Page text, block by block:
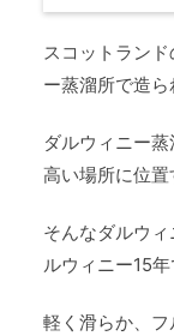
スコットラン
ー蒸溜所で造ら
ダルウィニー
高い場所に位置
そんなダルウ
ルウィニー15年
軽く滑らか、フ